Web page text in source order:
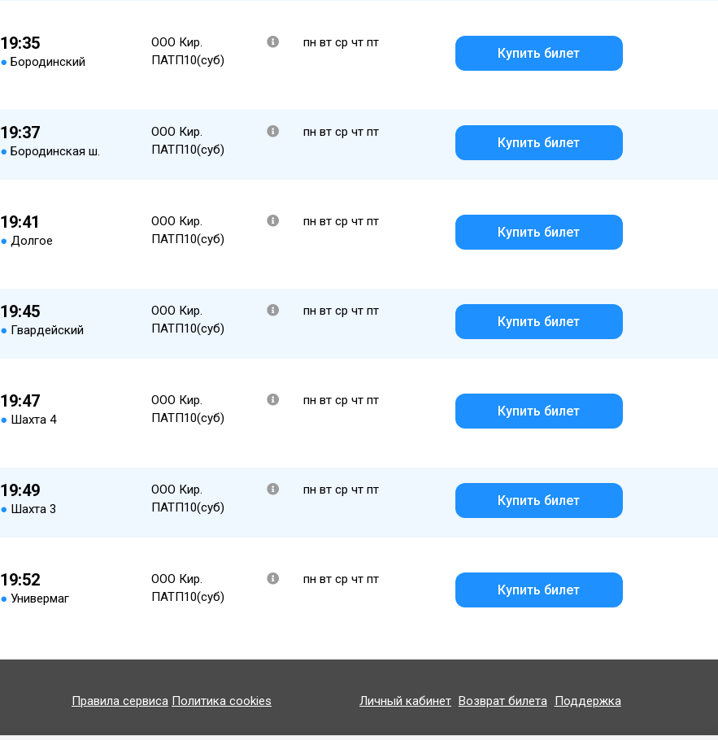
19:35
● Бородинский
ООО Кир.
ПАТП10(суб)
пн вт ср чт пт
Купить билет
19:37
● Бородинская ш.
ООО Кир.
ПАТП10(суб)
пн вт ср чт пт
Купить билет
19:41
● Долгое
ООО Кир.
ПАТП10(суб)
пн вт ср чт пт
Купить билет
19:45
● Гвардейский
ООО Кир.
ПАТП10(суб)
пн вт ср чт пт
Купить билет
19:47
● Шахта 4
ООО Кир.
ПАТП10(суб)
пн вт ср чт пт
Купить билет
19:49
● Шахта 3
ООО Кир.
ПАТП10(суб)
пн вт ср чт пт
Купить билет
19:52
● Универмаг
ООО Кир.
ПАТП10(суб)
пн вт ср чт пт
Купить билет
Правила сервиса Политика cookies Личный кабинет Возврат билета Поддержка